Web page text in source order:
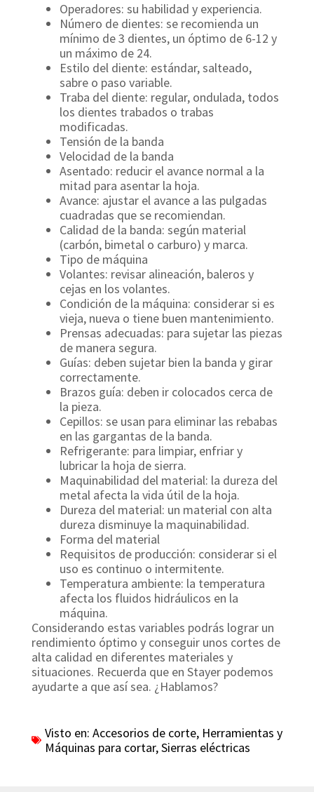
Operadores: su habilidad y experiencia.
Número de dientes: se recomienda un
mínimo de 3 dientes, un óptimo de 6-12 y
un máximo de 24.
Estilo del diente: estándar, salteado,
sabre o paso variable.
Traba del diente: regular, ondulada, todos
los dientes trabados o trabas
modificadas.
Tensión de la banda
Velocidad de la banda
Asentado: reducir el avance normal a la
mitad para asentar la hoja.
Avance: ajustar el avance a las pulgadas
cuadradas que se recomiendan.
Calidad de la banda: según material
(carbón, bimetal o carburo) y marca.
Tipo de máquina
Volantes: revisar alineación, baleros y
cejas en los volantes.
Condición de la máquina: considerar si es
vieja, nueva o tiene buen mantenimiento.
Prensas adecuadas: para sujetar las piezas
de manera segura.
Guías: deben sujetar bien la banda y girar
correctamente.
Brazos guía: deben ir colocados cerca de
la pieza.
Cepillos: se usan para eliminar las rebabas
en las gargantas de la banda.
Refrigerante: para limpiar, enfriar y
lubricar la hoja de sierra.
Maquinabilidad del material: la dureza del
metal afecta la vida útil de la hoja.
Dureza del material: un material con alta
dureza disminuye la maquinabilidad.
Forma del material
Requisitos de producción: considerar si el
uso es continuo o intermitente.
Temperatura ambiente: la temperatura
afecta los fluidos hidráulicos en la
máquina.
Considerando estas variables podrás lograr un
rendimiento óptimo y conseguir unos cortes de
alta calidad en diferentes materiales y
situaciones. Recuerda que en Stayer podemos
ayudarte a que así sea. ¿Hablamos?
Visto en: Accesorios de corte, Herramientas y
Máquinas para cortar,Sierras eléctricas